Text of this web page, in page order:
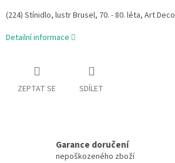
(224) Stínidlo, lustr Brusel, 70. - 80. léta, Art Deco
Detailní informace
ZEPTAT SE SDÍLET
Garance doručení
nepoškozeného zboží